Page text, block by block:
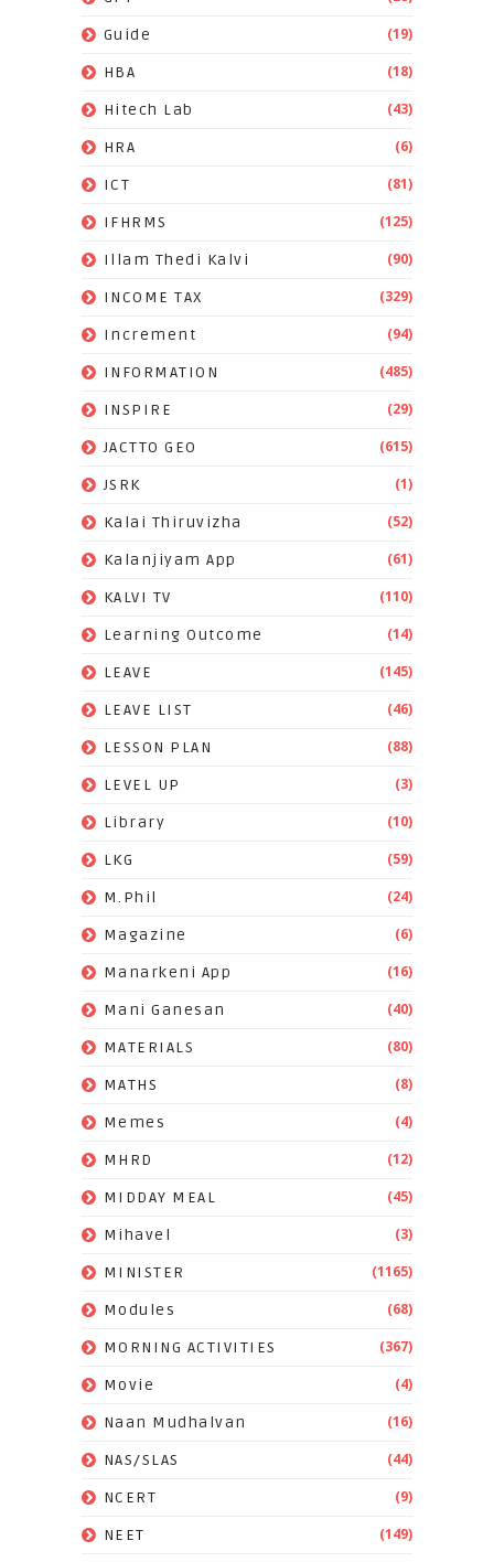
Guide (19)
HBA (18)
Hitech Lab (43)
HRA (6)
ICT (81)
IFHRMS (125)
Illam Thedi Kalvi (90)
INCOME TAX (329)
Increment (94)
INFORMATION (485)
INSPIRE (29)
JACTTO GEO (615)
JSRK (1)
Kalai Thiruvizha (52)
Kalanjiyam App (61)
KALVI TV (110)
Learning Outcome (14)
LEAVE (145)
LEAVE LIST (46)
LESSON PLAN (88)
LEVEL UP (3)
Library (10)
LKG (59)
M.Phil (24)
Magazine (6)
Manarkeni App (16)
Mani Ganesan (40)
MATERIALS (80)
MATHS (8)
Memes (4)
MHRD (12)
MIDDAY MEAL (45)
Mihavel (3)
MINISTER (1165)
Modules (68)
MORNING ACTIVITIES (367)
Movie (4)
Naan Mudhalvan (16)
NAS/SLAS (44)
NCERT (9)
NEET
(149)